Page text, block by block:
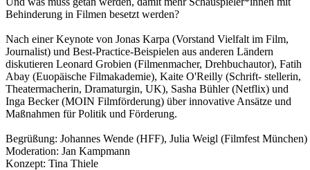
Behinderung in Filmen besetzt werden?
Nach einer Keynote von Jonas Karpa (Vorstand Vielfalt im Film,
Journalist) und Best-Practice-Beispielen aus anderen Ländern
diskutieren Leonard Grobien (Filmenmacher, Drehbuchautor), Fatih
Abay (Euopäische Filmakademie), Kaite O'Reilly (Schrift- stellerin,
Theatermacherin, Dramaturgin, UK), Sasha Bühler (Netflix) und
Inga Becker (MOIN Filmförderung) über innovative Ansätze und
Maßnahmen für Politik und Förderung.
Begrüßung: Johannes Wende (HFF), Julia Weigl (Filmfest München)
Moderation: Jan Kampmann
Konzept: Tina Thiele